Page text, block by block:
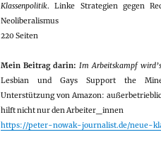
Klassenpolitik. Linke Strategien gegen
Neoliberalismus
220 Seiten
Mein Beitrag darin: Im Arbeitskampf
Lesbian und Gays Support the
Unterstützung von Amazon:
hilft nicht nur den Arbeiter_innen
https://peter-nowak-journalist.de/neue-